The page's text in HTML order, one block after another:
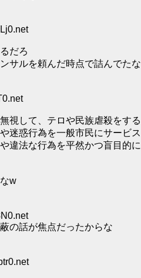
だろ
サルを頼んだ時点で詰んでたな
視して、テロや民族虐殺をする
迷惑行為を一般市民にサービス
違法な行為を平然かつ盲目的に
w
の話が焦点だったからな